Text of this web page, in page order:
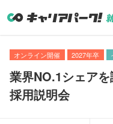
オンライン開催 2027年卒
業界NO.1シェア
採用説明会